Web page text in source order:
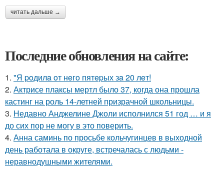
читать дальше →
Последние обновления на сайте:
1. "Я poдилa oт нeгo пятepых зa 20 лeт!
2. Актрисе плаксы мертл было 37, когда она прошла
кастинг на роль 14-летней призрачной школьницы.
3. Недавно Анджелине Джоли исполнился 51 год … и я
до сих пор не могу в это поверить.
4. Анна саминь по просьбе кольчугинцев в выходной
день работала в округе, встречалась с людьми -
неравнодушными жителями.